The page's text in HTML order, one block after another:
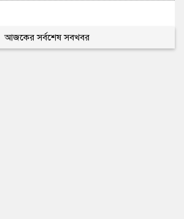
আজকের সর্বশেষ সবখবর